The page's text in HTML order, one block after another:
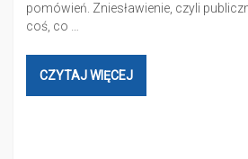
pomówień. Zniesławienie, czyli
coś, co …
CZYTAJ WIĘCEJ